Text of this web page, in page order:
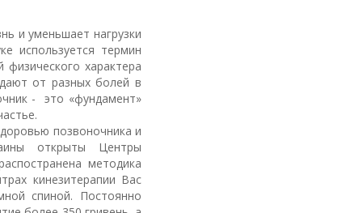
и уменьшает нагрузки
используется термин
характера
от разных болей в
- это «фундамент»
позвоночника и
открыты Центры
методика
кинезитерапии Вас
спиной. Постоянно